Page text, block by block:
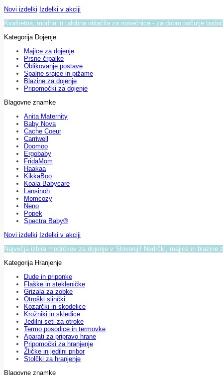
Novi izdelki Izdelki v akciji
Kvalitetna, modna in udobna oblačila za nosečnice - za dobro počutje
Kategorija Dojenje
Majice za dojenje
Prsne črpalke
Oblikovanje postave
Spalne srajce in pižame
Blazine za dojenje
Pripomočki za dojenje
Blagovne znamke
Anita Maternity
Baby Nova
Cache Coeur
Carriwell
Doomoo
Ergobaby
FridaMom
Haakaa
KikkaBoo
Koala Babycare
Lansinoh
Momcozy
Neno
Popek
Spectra Baby®
Novi izdelki Izdelki v akciji
Največja izbira modrčkov za dojenje v Sloveniji! Nedrčki, majice in blazine
Kategorija Hranjenje
Dude in priponke
Flaške in stekleničke
Grizala za zobke
Otroški slinčki
Kozarčki in skodelice
Krožniki in skledice
Jedilni seti za otroke
Termo posodice in termovke
Aparati za pripravo hrane
Pripomočki za hranjenje
Žličke in jedilni pribor
Stolčki za hranjenje
Blagovne znamke